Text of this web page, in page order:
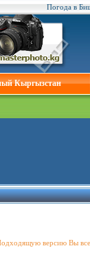
Погода в
Кыргызстан
версию Вы